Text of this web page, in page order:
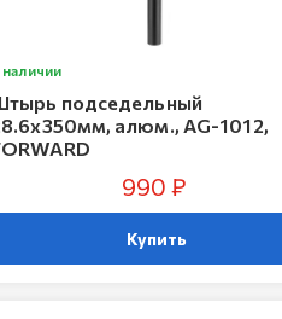
наличии
подседельный
алюм., AG-1012,
990 ₽
Купить